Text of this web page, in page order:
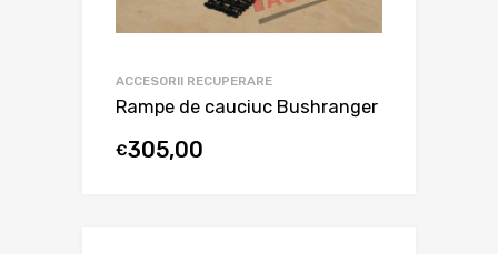
ACCESORII RECUPERARE
Rampe de cauciuc Bushranger
€305,00